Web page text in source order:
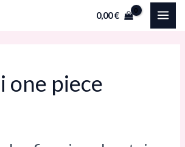
0,00€
one piece